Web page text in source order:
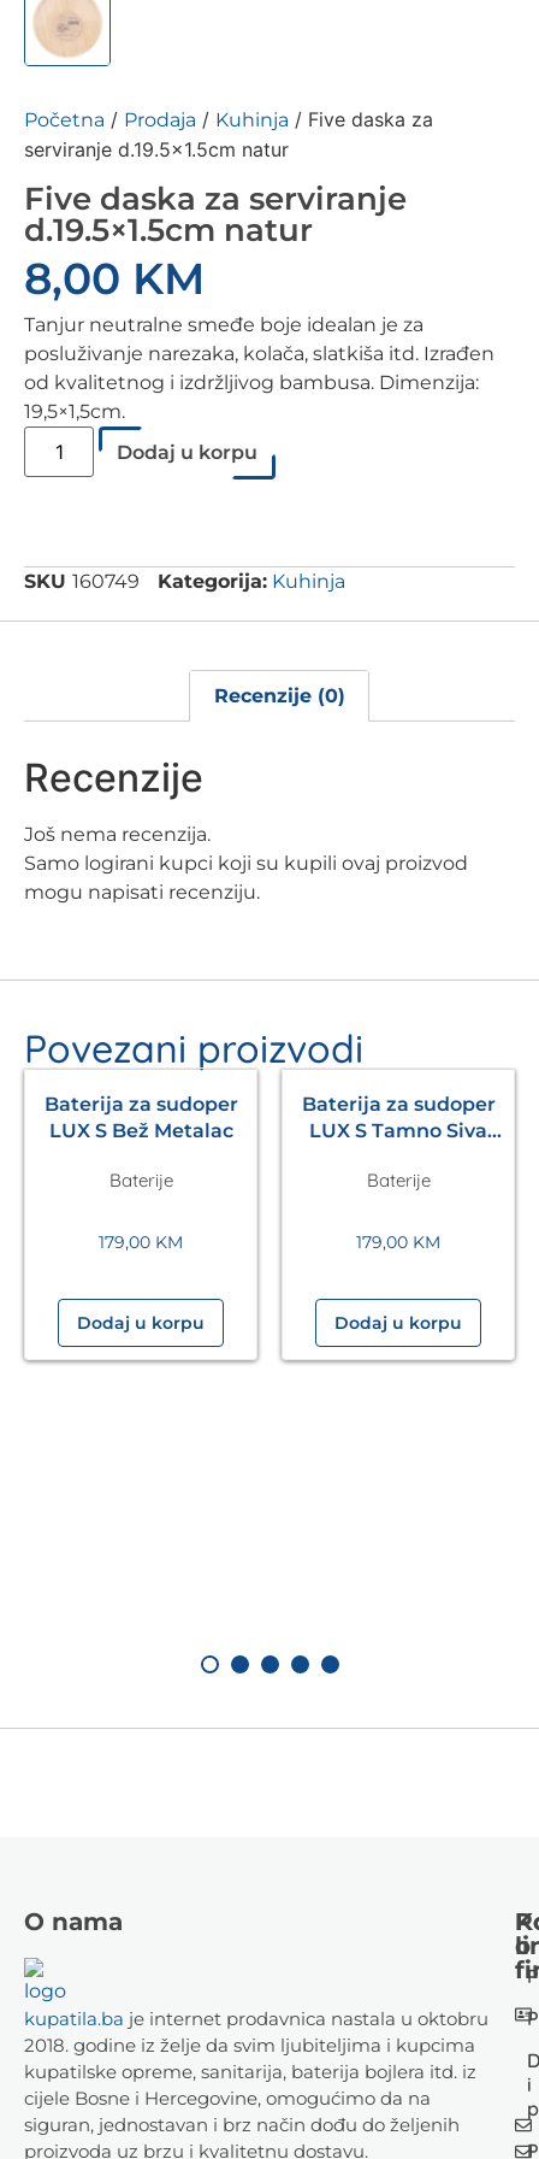
Početna / Prodaja / Kuhinja / Five daska za
serviranje d.19.5×1.5cm natur
Five daska za serviranje
d.19.5×1.5cm natur
8,00 KM
Tanjur neutralne smeđe boje idealan je za
posluživanje narezaka, kolača, slatkiša itd. Izrađen
od kvalitetnog i izdržljivog bambusa. Dimenzija:
19,5×1,5cm.
Dodaj u korpu
SKU 160749 Kategorija: Kuhinja
Recenzije (0)
Recenzije
Još nema recenzija.
Samo logirani kupci koji su kupili ovaj proizvod
mogu napisati recenziju.
Povezani proizvodi
Baterija za sudoper
LUX S Bež Metalac
Baterije
179,00 KM
Dodaj u korpu
Baterija za sudoper
LUX S Tamno Siva
Baterije
179,00 KM
Dodaj u korpu
O nama
kupatila.ba je internet prodavnica nastala u oktobru
2018. godine iz želje da svim ljubiteljima i kupcima
kupatilske opreme, sanitarija, baterija bojlera itd. iz
cijele Bosne i Hercegovine, omogućimo da na
siguran, jednostavan i brz način dođu do željenih
proizvoda uz brzu i kvalitetnu dostavu.
i
o